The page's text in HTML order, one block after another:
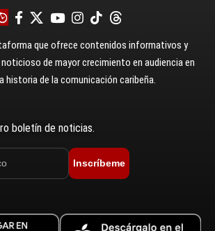
que ofrece contenidos informativos y
de mayor crecimiento en audiencia en
historia de la comunicación caribeña.
boletín de noticias.
Inscríbeme